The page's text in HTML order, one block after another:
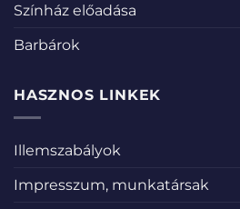
Színház előadása
Barbárok
HASZNOS LINKEK
Illemszabályok
Impresszum, munkatársak